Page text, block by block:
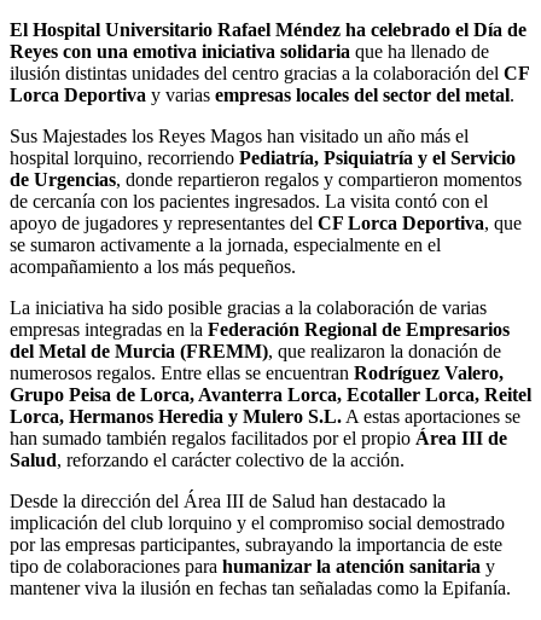
El Hospital Universitario Rafael Méndez ha celebrado el Día de
Reyes con una emotiva iniciativa solidaria que ha llenado de
ilusión distintas unidades del centro gracias a la colaboración del CF
Lorca Deportiva y varias empresas locales del sector del metal.
Sus Majestades los Reyes Magos han visitado un año más el
hospital lorquino, recorriendo Pediatría, Psiquiatría y el Servicio
de Urgencias, donde repartieron regalos y compartieron momentos
de cercanía con los pacientes ingresados. La visita contó con el
apoyo de jugadores y representantes del CF Lorca Deportiva, que
se sumaron activamente a la jornada, especialmente en el
acompañamiento a los más pequeños.
La iniciativa ha sido posible gracias a la colaboración de varias
empresas integradas en la Federación Regional de Empresarios
del Metal de Murcia (FREMM), que realizaron la donación de
numerosos regalos. Entre ellas se encuentran Rodríguez Valero,
Grupo Peisa de Lorca, Avanterra Lorca, Ecotaller Lorca, Reitel
Lorca, Hermanos Heredia y Mulero S.L. A estas aportaciones se
han sumado también regalos facilitados por el propio Área III de
Salud, reforzando el carácter colectivo de la acción.
Desde la dirección del Área III de Salud han destacado la
implicación del club lorquino y el compromiso social demostrado
por las empresas participantes, subrayando la importancia de este
tipo de colaboraciones para humanizar la atención sanitaria y
mantener viva la ilusión en fechas tan señaladas como la Epifanía.